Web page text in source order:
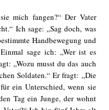
mich fangen?“ Der Vater
Ich sage: „Sag doch, was
Handbewegung und
sage ich: „Wer ist es
„Wozu musst du das auch
Soldaten.“ Er fragt: „Die
ein Unterschied, wenn sie
Tag ein Junge, der wohnt